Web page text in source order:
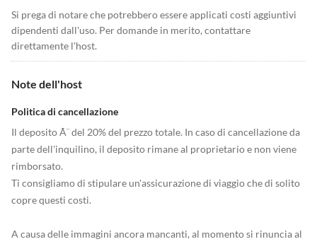
Si prega di notare che potrebbero essere applicati costi aggiuntivi
dipendenti dall'uso. Per domande in merito, contattare
direttamente l'host.
Note dell'host
Politica di cancellazione
Il deposito Ã¨ del 20% del prezzo totale. In caso di cancellazione da
parte dell'inquilino, il deposito rimane al proprietario e non viene
rimborsato.
Ti consigliamo di stipulare un'assicurazione di viaggio che di solito
copre questi costi.
A causa delle immagini ancora mancanti, al momento si rinuncia al